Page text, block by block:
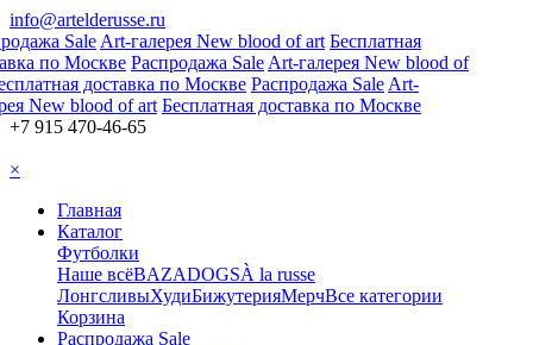
info@artelderusse.ru
SaleArt-галерея New blood of art Бесплатная
по Москве Распродажа SaleArt-галерея New blood of
доставка по Москве Распродажа SaleArt-
New blood of art Бесплатная доставка по Москве
+7 915 470-46-65
×
Главная
Каталог
Футболки
Наше всёBAZADOGSÀ la russe
ЛонгсливыХудиБижутерияМерчВсе категории
Корзина
Распродажа Sale